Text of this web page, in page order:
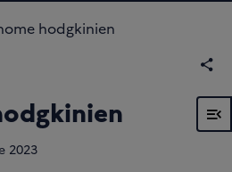
hodgkinien
Voir
2023